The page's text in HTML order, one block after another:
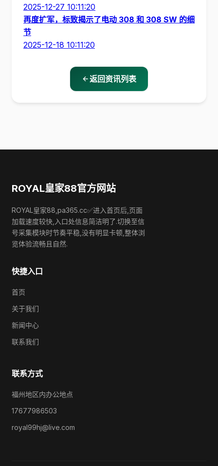
2025-12-27 10:11:20
再度扩军，标致揭示了电动 308 和 308 SW 的细
节
2025-12-18 10:11:20
返回资讯列表
ROYAL皇家88官方网站
ROYAL皇家88,pa365.cc✅进入首页后,页面
加载速度较快,入口处信息简洁明了.切换至信
号采集模块时节奏平稳,没有明显卡顿,整体浏
览体验流畅且自然.
快捷入口
首页
关于我们
新闻中心
联系我们
联系方式
福州地区内办公地点
17677986503
royal99hj@live.com